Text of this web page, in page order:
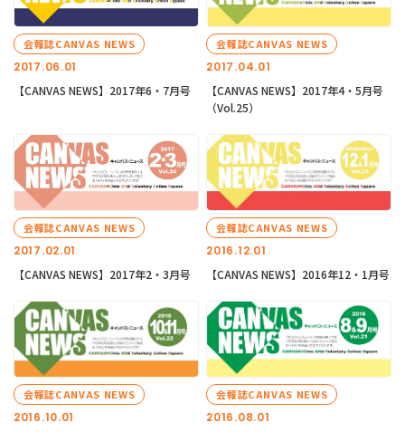
2017.06.01
会報誌CANVAS NEWS
【CANVAS NEWS】2017年6・7月号
2017.04.01
会報誌CANVAS NEWS
【CANVAS NEWS】2017年4・5月号
（Vol.25）
2017.02.01
会報誌CANVAS NEWS
【CANVAS NEWS】2017年2・3月号
2016.12.01
会報誌CANVAS NEWS
【CANVAS NEWS】2016年12・1月号
2016.10.01
会報誌CANVAS NEWS
2016.08.01
会報誌CANVAS NEWS